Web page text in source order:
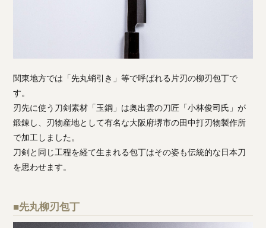
関東地方では「先丸蛸引き」等で呼ばれる片刃の柳刃包丁で
す。
刃先に使う刀剣素材「玉鋼」は奥出雲の刀匠「小林俊司氏」が
鍛錬し、刃物産地として有名な大阪府堺市の田中打刃物製作所
で加工しました。
刀剣と同じ工程を経て生まれる包丁はその姿も伝統的な日本刀
を思わせます。
■先丸柳刃包丁